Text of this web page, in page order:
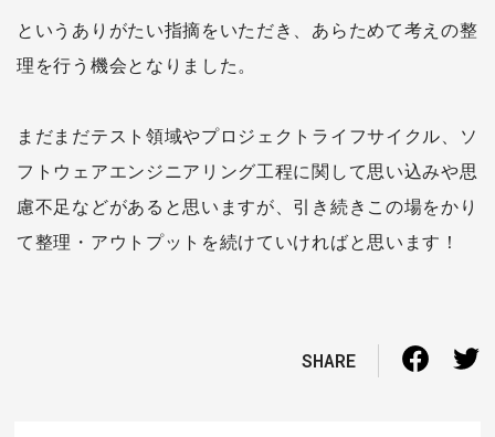
というありがたい指摘をいただき、あらためて考えの整
理を行う機会となりました。
まだまだテスト領域やプロジェクトライフサイクル、ソ
フトウェアエンジニアリング工程に関して思い込みや思
慮不足などがあると思いますが、引き続きこの場をかり
て整理・アウトプットを続けていければと思います！
SHARE